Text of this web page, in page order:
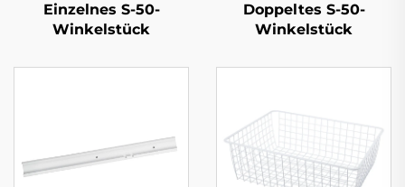
Einzelnes S-50-
Winkelstück
Doppeltes S-50-
Winkelstück